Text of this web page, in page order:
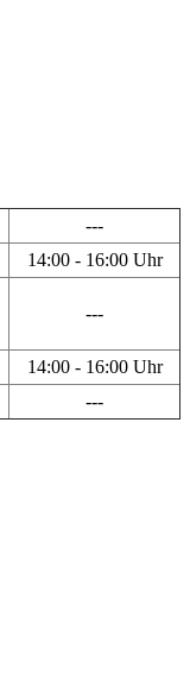
---
14:00 - 16:00 Uhr
---
14:00 - 16:00 Uhr
---